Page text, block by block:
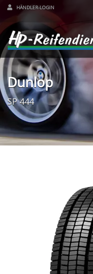
HÄNDLER-LOGIN
Dunlop
SP 444